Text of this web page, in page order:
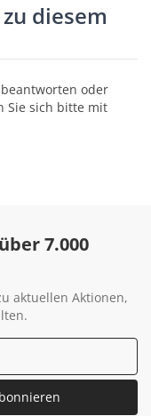
diesem
oder
Sie sich bitte mit
7.000
aktuellen Aktionen,